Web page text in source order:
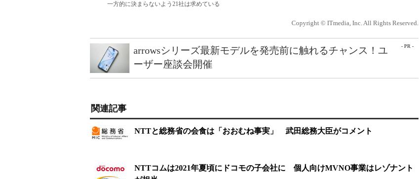
一方的に決まらないよう21社は求めている
Copyright © ITmedia, Inc. All Rights Reserved.
- PR -
arrowsシリーズ最新モデルを発売前に触れるチャンス！ユ
ーザー座談会開催
関連記事
NTTと総務省の会食は「おおむね事実」 武田総務大臣がコメント
NTTコムは2021年夏頃にドコモの子会社に 個人向けMVNO事業はレゾナント